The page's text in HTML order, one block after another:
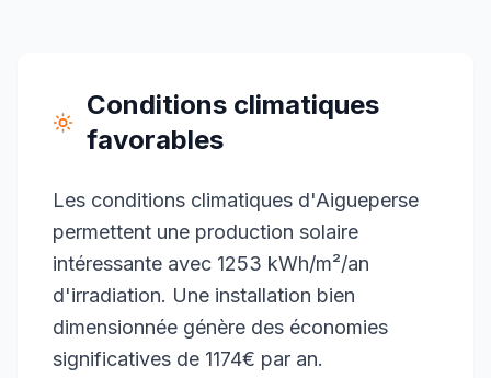
Conditions climatiques
favorables
Les conditions climatiques d'Aigueperse
permettent une production solaire
intéressante avec 1253 kWh/m²/an
d'irradiation. Une installation bien
dimensionnée génère des économies
significatives de 1174€ par an.